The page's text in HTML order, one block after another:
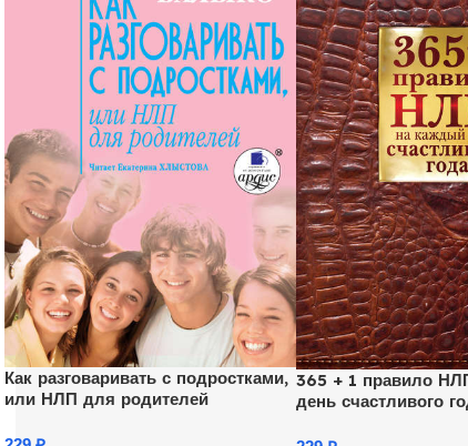
Как разговаривать с подростками,
или НЛП для родителей
365 + 1 правило
день счастливого